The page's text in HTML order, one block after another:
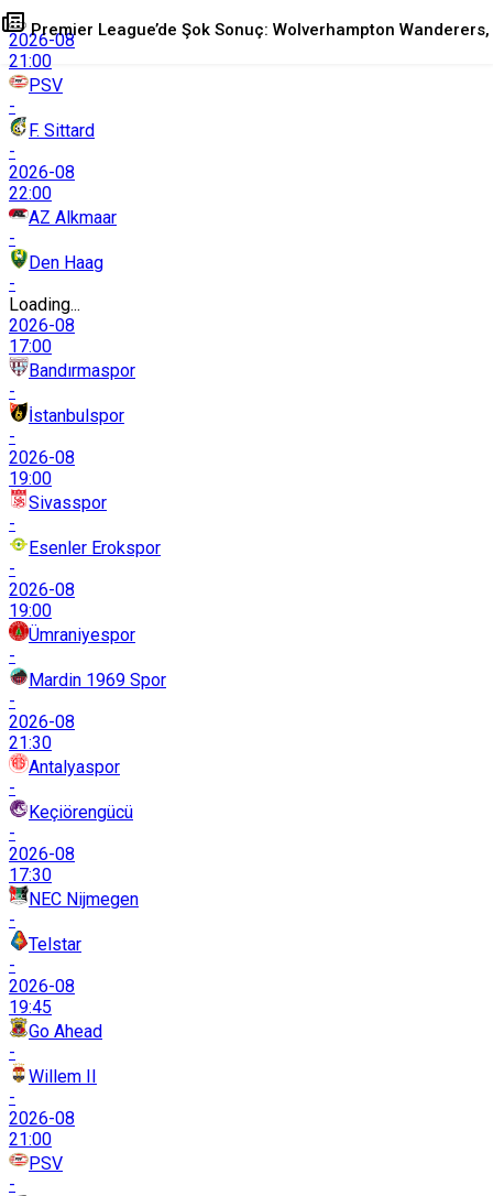
2026-08
21:00
PSV
-
F. Sittard
-
2026-08
22:00
AZ Alkmaar
-
Den Haag
-
Loading...
2026-08
17:00
Bandırmaspor
-
İstanbulspor
-
2026-08
19:00
Sivasspor
-
Esenler Erokspor
-
2026-08
19:00
Ümraniyespor
-
Mardin 1969 Spor
-
2026-08
21:30
Antalyaspor
-
Keçiörengücü
-
2026-08
17:30
NEC Nijmegen
-
Telstar
-
2026-08
19:45
Go Ahead
-
Willem II
-
2026-08
21:00
PSV
-
Premier League’de Şok Sonuç: Wolverhampton Wanderers,
Liverpool’u Uzatmada Yıktı